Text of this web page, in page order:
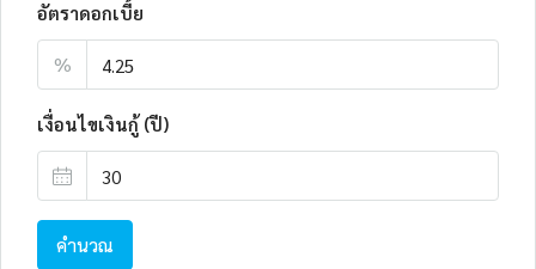
อัตราดอกเบี้ย
%
เงื่อนไขเงินกู้ (ปี)
คำนวณ